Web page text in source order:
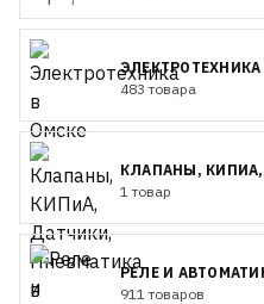
ЭЛЕКТРОТЕХНИКА
483 товара
КЛАПАНЫ,
1 товар
РЕЛЕ И
911 товаров